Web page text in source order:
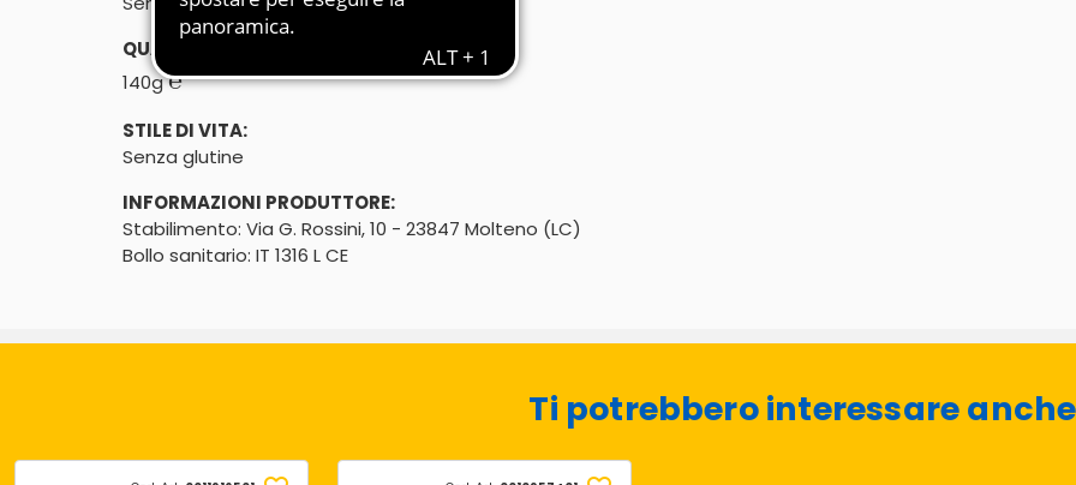
QUANTITÀ:
140g℮
STILE DI VITA:
Senza glutine
INFORMAZIONI PRODUTTORE:
Stabilimento: Via G. Rossini, 10 - 23847 Molteno (LC)
Bollo sanitario: IT 1316 L CE
Ti potrebbero interessare